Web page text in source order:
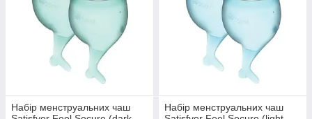
Набір менструальних чаш
Набір менструальних чаш